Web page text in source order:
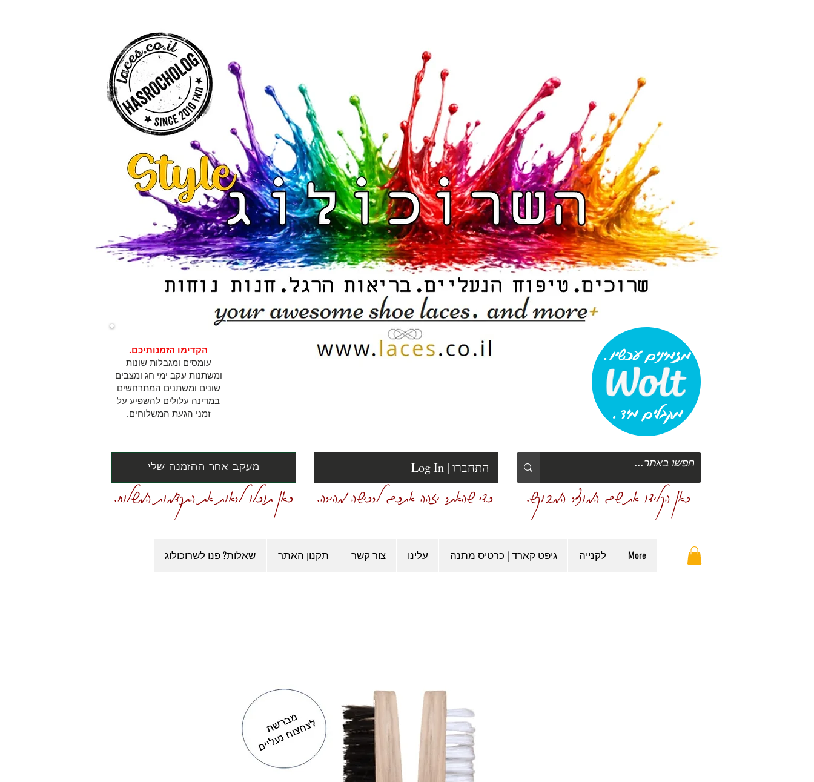
מזמינים עכשיו.
מקבלים מיד.
הקדימו הזמנותיכם.
עומסים ומגבלות שונות
ומשתנות עקב ימי חג ומצבים
שונים ומשתנים המתרחשים
במדינה עלולים להשפיע על
זמני הגעת המשלוחים.
מעקב אחר ההזמנה שלי
כאן תוכלו לראות את התקדמות המשלוח.
Log In | התחברו
כדי שהאתר יזהה אתכם לרכישה מהירה. כאן הקלידו את שם המוצר המבוקש.
שאלות? פנו לשרוכולוג תקנון האתר צור קשר עלינו גיפט קארד | כרטיס מתנה לקנייה More